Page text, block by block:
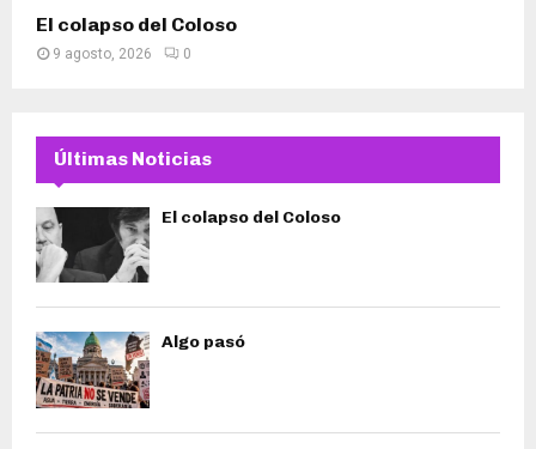
El colapso del Coloso
9 agosto, 2026 0
Últimas Noticias
El colapso del Coloso
Algo pasó